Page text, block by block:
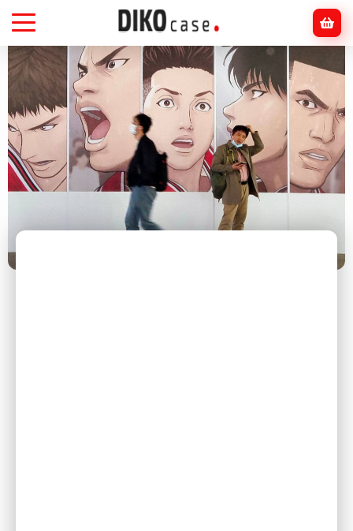
Головна Аніме
Чому аніме популярне серед дорослих
бізнесменів